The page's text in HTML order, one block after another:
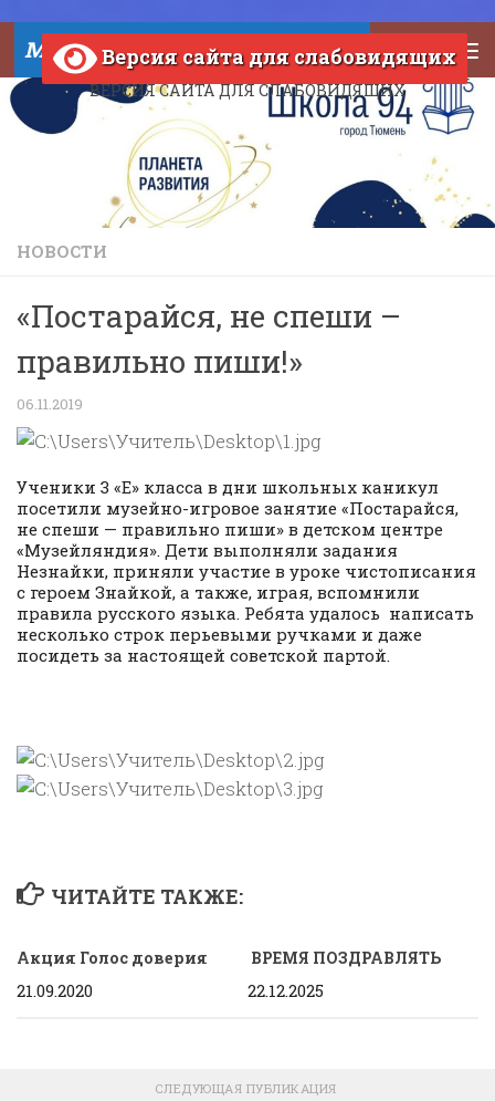
Skip to content
МАОУ СОШ №94 города Тюмени
ВЕРСИЯ САЙТА ДЛЯ СЛАБОВИДЯЩИХ
Версия сайта для слабовидящих
НОВОСТИ
«Постарайся, не спеши –
правильно пиши!»
06.11.2019
Ученики 3 «Е» класса в дни школьных каникул
посетили музейно-игровое занятие «Постарайся,
не спеши — правильно пиши» в детском центре
«Музейляндия». Дети выполняли задания
Незнайки, приняли участие в уроке чистописания
с героем Знайкой, а также, играя, вспомнили
правила русского языка. Ребята удалось написать
несколько строк перьевыми ручками и даже
посидеть за настоящей советской партой.
ЧИТАЙТЕ ТАКЖЕ:
Акция Голос доверия
21.09.2020
ВРЕМЯ ПОЗДРАВЛЯТЬ
22.12.2025
СЛЕДУЮЩАЯ ПУБЛИКАЦИЯ